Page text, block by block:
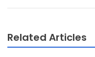
Related Articles